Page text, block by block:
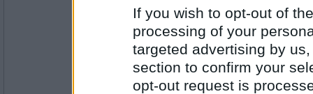
If you wish to opt-out of
processing of your
targeted advertising by
section to confirm your
opt-out request is
Antal inlägg:
4646
Varubud